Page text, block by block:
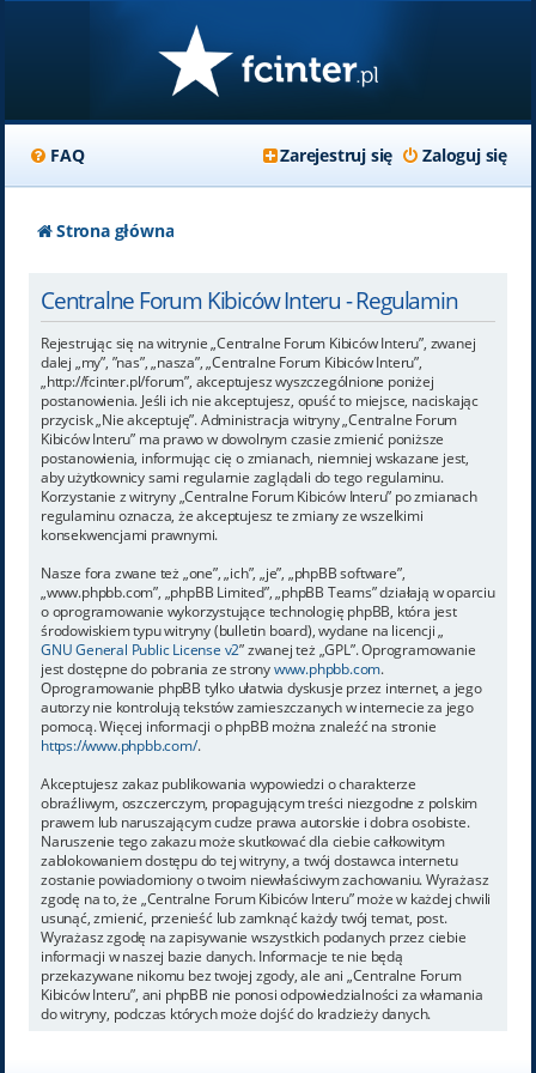
FAQ Zaloguj się
Zarejestruj się
Strona główna
Centralne Forum Kibiców Interu - Regulamin
Rejestrując się na witrynie „Centralne Forum Kibiców Interu”, zwanej
dalej „my”, ”nas”, „nasza”, „Centralne Forum Kibiców Interu”,
„http://fcinter.pl/forum”, akceptujesz wyszczególnione poniżej
postanowienia. Jeśli ich nie akceptujesz, opuść to miejsce, naciskając
przycisk „Nie akceptuję”. Administracja witryny „Centralne Forum
Kibiców Interu” ma prawo w dowolnym czasie zmienić poniższe
postanowienia, informując cię o zmianach, niemniej wskazane jest,
aby użytkownicy sami regularnie zaglądali do tego regulaminu.
Korzystanie z witryny „Centralne Forum Kibiców Interu” po zmianach
regulaminu oznacza, że akceptujesz te zmiany ze wszelkimi
konsekwencjami prawnymi.
Nasze fora zwane też „one”, „ich”, „je”, „phpBB software”,
„www.phpbb.com”, „phpBB Limited”, „phpBB Teams” działają w oparciu
o oprogramowanie wykorzystujące technologię phpBB, która jest
środowiskiem typu witryny (bulletin board), wydane na licencji „
GNU General Public License v2” zwanej też „GPL”. Oprogramowanie
jest dostępne do pobrania ze stronywww.phpbb.com.
Oprogramowanie phpBB tylko ułatwia dyskusje przez internet, a jego
autorzy nie kontrolują tekstów zamieszczanych w internecie za jego
pomocą. Więcej informacji o phpBB można znaleźć na stronie
https://www.phpbb.com/.
Akceptujesz zakaz publikowania wypowiedzi o charakterze
obraźliwym, oszczerczym, propagującym treści niezgodne z polskim
prawem lub naruszającym cudze prawa autorskie i dobra osobiste.
Naruszenie tego zakazu może skutkować dla ciebie całkowitym
zablokowaniem dostępu do tej witryny, a twój dostawca internetu
zostanie powiadomiony o twoim niewłaściwym zachowaniu. Wyrażasz
zgodę na to, że „Centralne Forum Kibiców Interu” może w każdej chwili
usunąć, zmienić, przenieść lub zamknąć każdy twój temat, post.
Wyrażasz zgodę na zapisywanie wszystkich podanych przez ciebie
informacji w naszej bazie danych. Informacje te nie będą
przekazywane nikomu bez twojej zgody, ale ani „Centralne Forum
Kibiców Interu”, ani phpBB nie ponosi odpowiedzialności za włamania
do witryny, podczas których może dojść do kradzieży danych.